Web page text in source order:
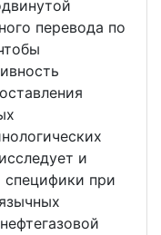
перевода по
и
при